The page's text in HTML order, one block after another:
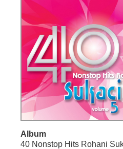
Album
40 Nonstop Hits Rohani